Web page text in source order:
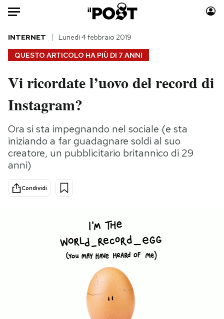
Auto
HOME
Italia
Politica
Tecnologia
Internet
Scienza
Economia
Moda
Storie/Idee
Ok Boomer!
Media
QUESTO ARTICOLO HA PIÙ DI 7 ANNI
INTERNET Lunedì 4 febbraio 2019
Vi ricordate l’uovo del record di
Instagram?
Ora si sta impegnando nel sociale (e sta
iniziando a far guadagnare soldi al suo
creatore, un pubblicitario britannico di 29
anni)
Condividi